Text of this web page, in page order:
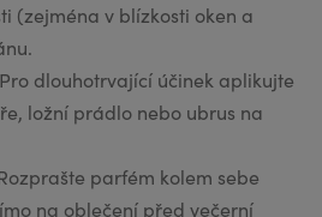
(zejména v blízkosti oken a
Pro dlouhotrvající účinek aplikujte
ložní prádlo nebo ubrus na
parfém kolem sebe
na oblečení před večerní